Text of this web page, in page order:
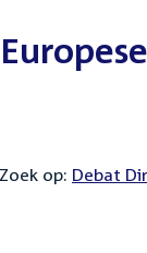
op: External
Debat